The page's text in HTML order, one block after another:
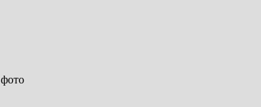
фото